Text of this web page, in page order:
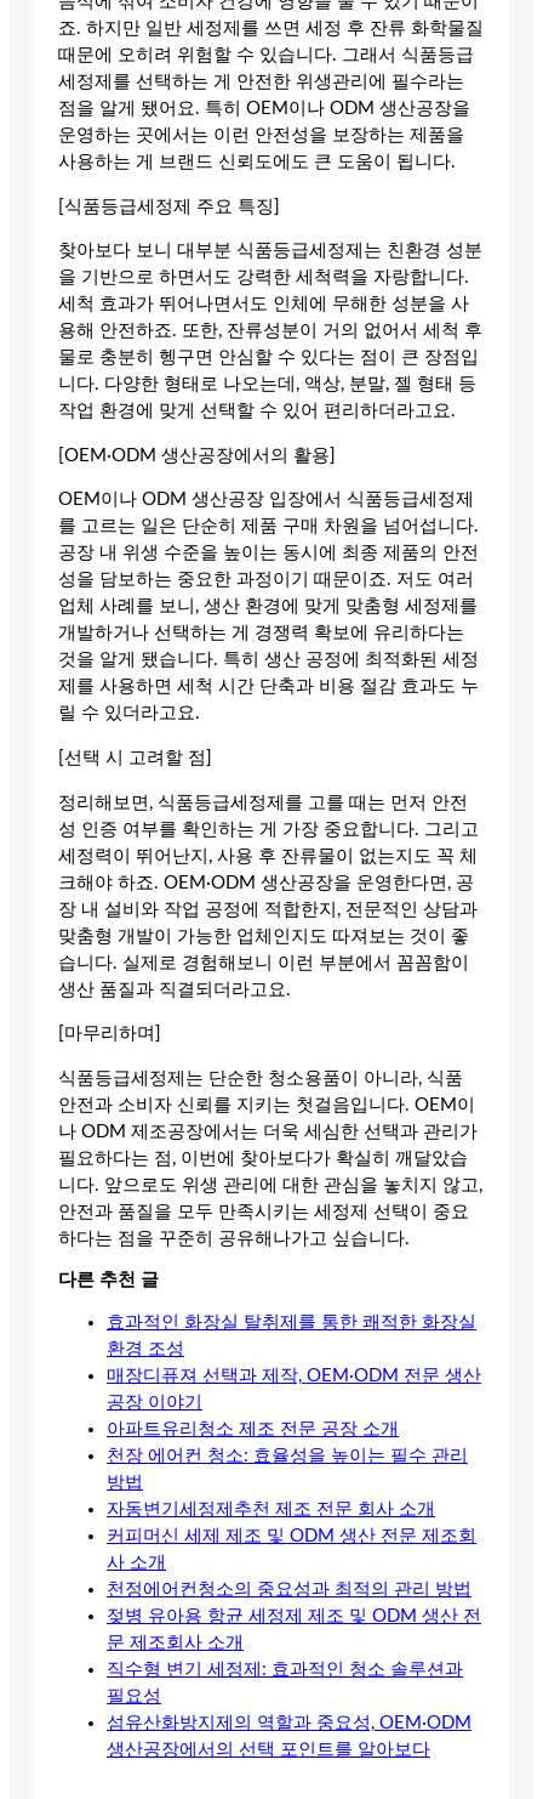
죠. 하지만 일반 세정제를 쓰면 세정 후 잔류 화학물질
때문에 오히려 위험할 수 있습니다. 그래서 식품등급
세정제를 선택하는 게 안전한 위생관리에 필수라는
점을 알게 됐어요. 특히 OEM이나 ODM 생산공장을
운영하는 곳에서는 이런 안전성을 보장하는 제품을
사용하는 게 브랜드 신뢰도에도 큰 도움이 됩니다.
[식품등급세정제 주요 특징]
찾아보다 보니 대부분 식품등급세정제는 친환경 성분
을 기반으로 하면서도 강력한 세척력을 자랑합니다.
세척 효과가 뛰어나면서도 인체에 무해한 성분을 사
용해 안전하죠. 또한, 잔류성분이 거의 없어서 세척 후
물로 충분히 헹구면 안심할 수 있다는 점이 큰 장점입
니다. 다양한 형태로 나오는데, 액상, 분말, 젤 형태 등
작업 환경에 맞게 선택할 수 있어 편리하더라고요.
[OEM·ODM 생산공장에서의 활용]
OEM이나 ODM 생산공장 입장에서 식품등급세정제
를 고르는 일은 단순히 제품 구매 차원을 넘어섭니다.
공장 내 위생 수준을 높이는 동시에 최종 제품의 안전
성을 담보하는 중요한 과정이기 때문이죠. 저도 여러
업체 사례를 보니, 생산 환경에 맞게 맞춤형 세정제를
개발하거나 선택하는 게 경쟁력 확보에 유리하다는
것을 알게 됐습니다. 특히 생산 공정에 최적화된 세정
제를 사용하면 세척 시간 단축과 비용 절감 효과도 누
릴 수 있더라고요.
[선택 시 고려할 점]
정리해보면, 식품등급세정제를 고를 때는 먼저 안전
성 인증 여부를 확인하는 게 가장 중요합니다. 그리고
세정력이 뛰어난지, 사용 후 잔류물이 없는지도 꼭 체
크해야 하죠. OEM·ODM 생산공장을 운영한다면, 공
장 내 설비와 작업 공정에 적합한지, 전문적인 상담과
맞춤형 개발이 가능한 업체인지도 따져보는 것이 좋
습니다. 실제로 경험해보니 이런 부분에서 꼼꼼함이
생산 품질과 직결되더라고요.
[마무리하며]
식품등급세정제는 단순한 청소용품이 아니라, 식품
안전과 소비자 신뢰를 지키는 첫걸음입니다. OEM이
나 ODM 제조공장에서는 더욱 세심한 선택과 관리가
필요하다는 점, 이번에 찾아보다가 확실히 깨달았습
니다. 앞으로도 위생 관리에 대한 관심을 놓치지 않고,
안전과 품질을 모두 만족시키는 세정제 선택이 중요
하다는 점을 꾸준히 공유해나가고 싶습니다.
다른 추천 글
효과적인 화장실 탈취제를 통한 쾌적한 화장실
환경 조성
매장디퓨져 선택과 제작, OEM·ODM 전문 생산
공장 이야기
아파트유리청소 제조 전문 공장 소개
천장 에어컨 청소: 효율성을 높이는 필수 관리
방법
자동변기세정제추천 제조 전문 회사 소개
커피머신 세제 제조 및 ODM 생산 전문 제조회
사 소개
천정에어컨청소의 중요성과 최적의 관리 방법
젖병 유아용 항균 세정제 제조 및 ODM 생산 전
문 제조회사 소개
직수형 변기 세정제: 효과적인 청소 솔루션과
필요성
섬유산화방지제의 역할과 중요성, OEM·ODM
생산공장에서의 선택 포인트를 알아보다